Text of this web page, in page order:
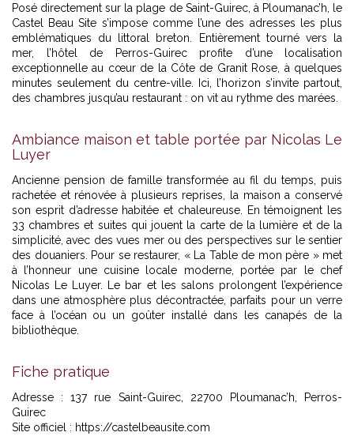
Posé directement sur la plage de Saint-Guirec, à Ploumanac’h, le
Castel Beau Site s’impose comme l’une des adresses les plus
emblématiques du littoral breton. Entièrement tourné vers la
mer,
l’hôtel de Perros-Guirecprofite d’une localisation
exceptionnelle au cœur de la Côte de Granit Rose, à quelques
minutes seulement du centre-ville. Ici, l’horizon s’invite partout,
des chambres jusqu’au restaurant : on vit au rythme des marées.
Ambiance maison et table portée par Nicolas Le
Luyer
Ancienne pension de famille transformée au fil du temps, puis
rachetée et rénovée à plusieurs reprises, la maison a conservé
son esprit d’adresse habitée et chaleureuse. En témoignent les
33 chambres et suites qui jouent la carte de la lumière et de la
simplicité, avec des vues mer ou des perspectives sur le sentier
des douaniers. Pour se restaurer, « La Table de mon père » met
à l’honneur une cuisine locale moderne, portée par le chef
Nicolas Le Luyer. Le bar et les salons prolongent l’expérience
dans une atmosphère plus décontractée, parfaits pour un verre
face à l’océan ou un goûter installé dans les canapés de la
bibliothèque.
Fiche pratique
Adresse : 137 rue Saint-Guirec, 22700 Ploumanac’h, Perros-
Guirec
Site officiel : https://castelbeausite.com